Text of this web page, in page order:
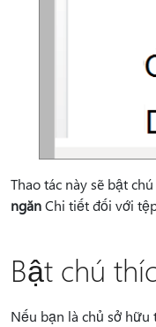
Thao tác này sẽ bật chú
ngănChi tiết đối với
Bật chú
Nếu bạn là chủ sở